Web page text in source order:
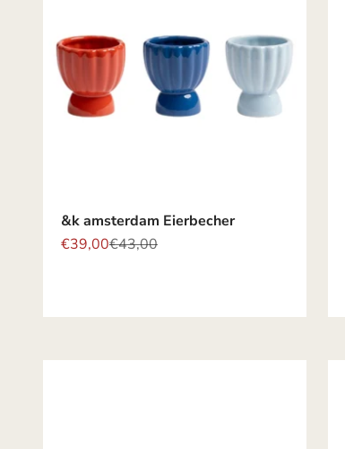
&k amsterdam Eierbecher
Angebot
€39,00Regulärer Preis
€43,00